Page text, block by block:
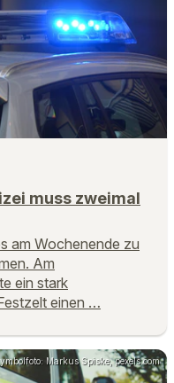
muss zweimal
am Wochenende zu
Am
ein stark
einen …
Markus Spiske, pexels.com